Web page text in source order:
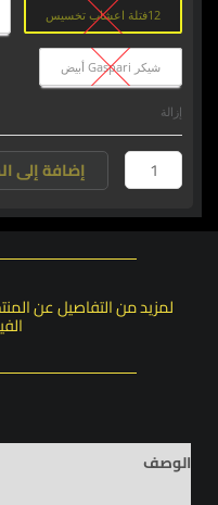
12فتلة اعشاب تخسيس
شيكر Gaspari أبيض
إزالة
إضافة إلى
لمزيد من التفاصيل عن
الوصف